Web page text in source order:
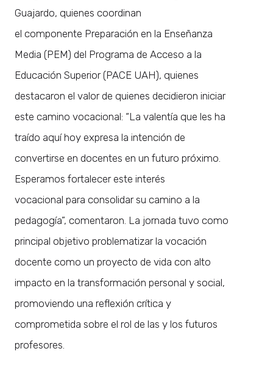
Guajardo, quienes coordinan
el componente Preparación en la Enseñanza
Media (PEM) del Programa de Acceso a la
Educación Superior (PACE UAH), quienes
destacaron el valor de quienes decidieron iniciar
este camino vocacional: “La valentía que les ha
traído aquí hoy expresa la intención de
convertirse en docentes en un futuro próximo.
Esperamos fortalecer este interés
vocacional para consolidar su camino a la
pedagogía”, comentaron. La jornada tuvo como
principal objetivo problematizar la vocación
docente como un proyecto de vida con alto
impacto en la transformación personal y social,
promoviendo una reflexión crítica y
comprometida sobre el rol de las y los futuros
profesores.